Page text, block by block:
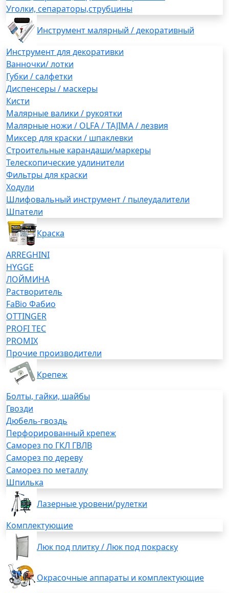
Уголки, сепараторы,струбцины
Инструмент малярный / декоративный
Инструмент для декоративки
Ванночки/ лотки
Губки / салфетки
Диспенсеры / маскеры
Кисти
Малярные валики / рукоятки
Малярные ножи / OLFA / TAJIMA / лезвия
Миксер для краски / шпаклевки
Строительные карандаши/маркеры
Телескопические удлинители
Фильтры для краски
Ходули
Шлифовальный инструмент / пылеудалители
Шпатели
Краска
ARREGHINI
HYGGE
ЛОЙМИНА
Растворитель
FaBio Фабио
OTTINGER
PROFI TEC
PROMIX
Прочие производители
Крепеж
Болты, гайки, шайбы
Гвозди
Дюбель-гвоздь
Перфорированный крепеж
Саморез по ГКЛ ГВЛВ
Саморез по дереву
Саморез по металлу
Шпилька
Лазерные уровени/рулетки
Комплектующие
Люк под плитку / Люк под покраску
Окрасочные аппараты и комплектующие